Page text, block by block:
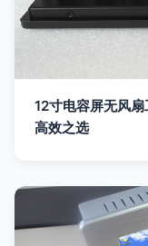
12寸电容屏无风
高效之选